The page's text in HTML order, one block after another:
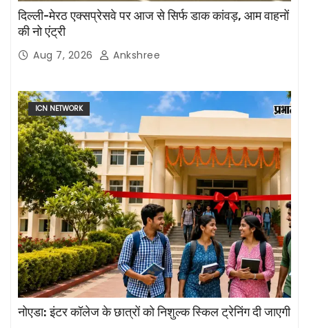
दिल्ली-मेरठ एक्सप्रेसवे पर आज से सिर्फ डाक कांवड़, आम वाहनों
की नो एंट्री
Aug 7, 2026 Ankshree
ICN NETWORK
नोएडा: इंटर कॉलेज के छात्रों को निशुल्क स्किल ट्रेनिंग दी जाएगी